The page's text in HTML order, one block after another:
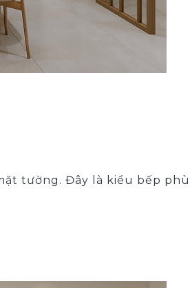
tường. Đây là kiểu bếp